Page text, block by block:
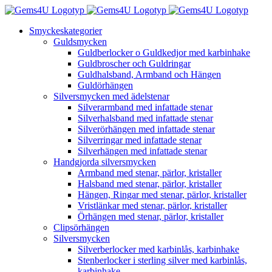
Fortsätt
innehålletSmyckeskategorier
Guldsmycken
Guldberlocker o Guldkedjor med karbinhake
Guldbroscher och Guldringar
Guldhalsband, Armband och Hängen
Guldörhängen
Silversmycken med ädelstenar
Silverarmband med infattade stenar
Silverhalsband med infattade stenar
Silverörhängen med infattade stenar
Silverringar med infattade stenar
Silverhängen med infattade stenar
Handgjorda silversmycken
Armband med stenar, pärlor, kristaller
Halsband med stenar, pärlor, kristaller
Hängen, Ringar med stenar, pärlor, kristaller
Vristlänkar med stenar, pärlor, kristaller
Örhängen med stenar, pärlor, kristaller
Clipsörhängen
Silversmycken
Silverberlocker med karbinlås, karbinhake
Stenberlocker i sterling silver med karbinlås,